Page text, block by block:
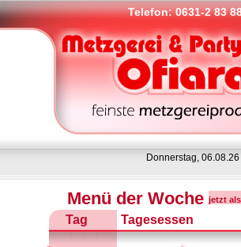
Telefon: 0631-2 83
Donnerstag, 06.08.26
Menü der Wochejetzt
Tag Tagesessen